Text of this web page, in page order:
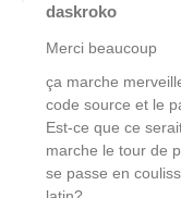
daskroko
Merci beaucoup
ça marche
code source et le
Est-ce que ce
marche le tour de
se passe en